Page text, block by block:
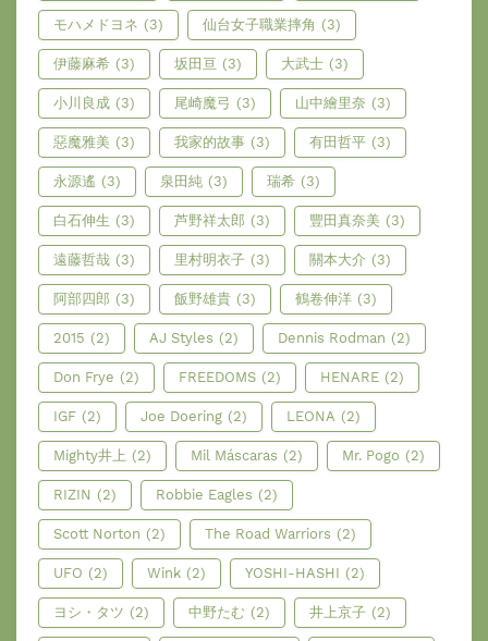
モハメドヨネ (3) 仙台女子職業摔角 (3)
伊藤麻希 (3) 坂田亘 (3) 大武士 (3)
小川良成 (3) 尾崎魔弓 (3) 山中繪里奈 (3)
惡魔雅美 (3) 我家的故事 (3) 有田哲平 (3)
永源遙 (3) 泉田純 (3) 瑞希 (3)
白石伸生 (3) 芦野祥太郎 (3) 豐田真奈美 (3)
遠藤哲哉 (3) 里村明衣子 (3) 關本大介 (3)
阿部四郎 (3) 飯野雄貴 (3) 鶴卷伸洋 (3)
2015 (2) AJ Styles (2) Dennis Rodman (2)
Don Frye (2) FREEDOMS (2) HENARE (2)
IGF (2) Joe Doering (2) LEONA (2)
Mighty井上 (2) Mil Máscaras (2) Mr. Pogo (2)
RIZIN (2) Robbie Eagles (2)
Scott Norton (2) The Road Warriors (2)
UFO (2) Wink (2) YOSHI-HASHI (2)
ヨシ・タツ (2) 中野たむ (2) 井上京子 (2)